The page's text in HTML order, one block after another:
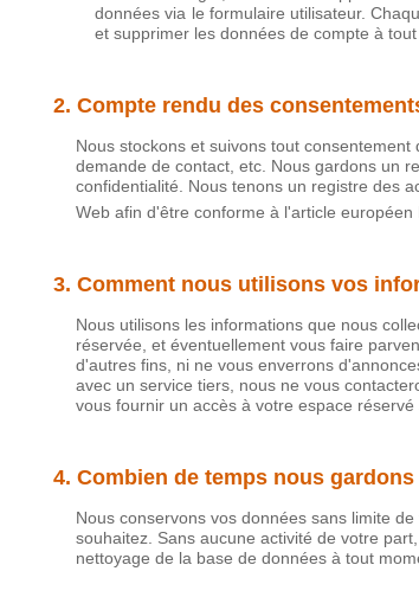
données via le formulaire utilisateur.
et supprimer les données de compte à
2. Compte rendu des
Nous stockons et suivons tout
demande de contact, etc. Nous gardons un
confidentialité. Nous tenons un registre des
Web afin d'être conforme à l'article européen
3. Comment nous utilisons vos
Nous utilisons les informations que nous
réservée, et éventuellement vous faire
d'autres fins, ni ne vous enverrons
avec un service tiers, nous ne vous
vous fournir un accès à votre espace réservé
4. Combien de temps nous
Nous conservons vos données sans limite
souhaitez. Sans aucune activité de votre
nettoyage de la base de données à tout